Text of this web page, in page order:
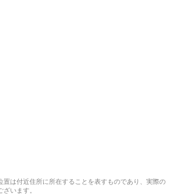
は付近住所に所在することを表すものであり、実際の
います。